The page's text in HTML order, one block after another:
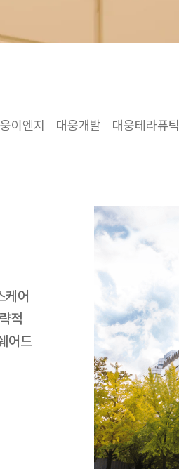
이엔지 대웅개발 대웅테라퓨
케어
적
어드